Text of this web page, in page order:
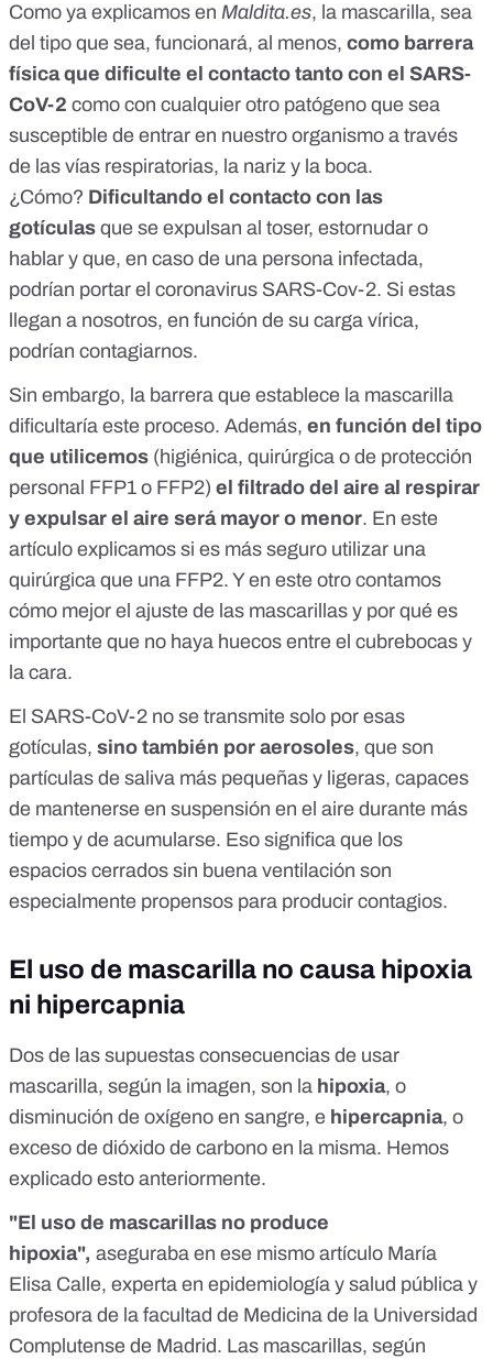
Como ya explicamos en Maldita.es, la mascarilla, sea
del tipo que sea, funcionará, al menos, como barrera
física que dificulte el contacto tanto con el SARS-
CoV-2 como con cualquier otro patógeno que sea
susceptible de entrar en nuestro organismo a través
de las vías respiratorias, la nariz y la boca.
¿Cómo? Dificultando el contacto con las
gotículas que se expulsan al toser, estornudar o
hablar y que, en caso de una persona infectada,
podrían portar el coronavirus SARS-Cov-2. Si estas
llegan a nosotros, en función de su carga vírica,
podrían contagiarnos.
Sin embargo, la barrera que establece la mascarilla
dificultaría este proceso. Además, en función del tipo
que utilicemos (higiénica, quirúrgica o de protección
personal FFP1 o FFP2) el filtrado del aire al respirar
y expulsar el aire será mayor o menor. En este
artículo explicamos si es más seguro utilizar una
quirúrgica que una FFP2. Y en este otro contamos
cómo mejor el ajuste de las mascarillas y por qué es
importante que no haya huecos entre el cubrebocas y
la cara.
El SARS-CoV-2 no se transmite solo por esas
gotículas, sino también por aerosoles, que son
partículas de saliva más pequeñas y ligeras, capaces
de mantenerse en suspensión en el aire durante más
tiempo y de acumularse. Eso significa que los
espacios cerrados sin buena ventilación son
especialmente propensos para producir contagios.
El uso de mascarilla no causa hipoxia
ni hipercapnia
Dos de las supuestas consecuencias de usar
mascarilla, según la imagen, son la hipoxia, o
disminución de oxígeno en sangre, e hipercapnia, o
exceso de dióxido de carbono en la misma. Hemos
explicado esto anteriormente.
"El uso de mascarillas no produce
hipoxia", aseguraba en ese mismo artículo María
Elisa Calle, experta en epidemiología y salud pública y
profesora de la facultad de Medicina de la Universidad
Complutense de Madrid. Las mascarillas, según